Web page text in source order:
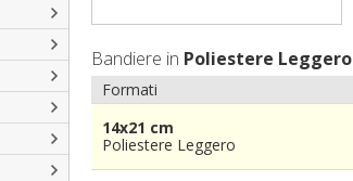
Bandiere in Poliestere Leggero
Formati
14x21 cm
Poliestere Leggero